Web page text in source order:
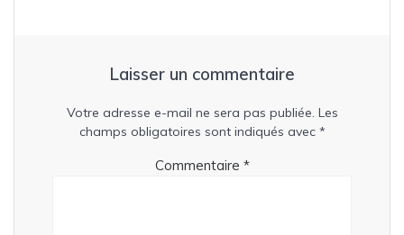
Laisser un commentaire
Votre adresse e-mail ne sera pas publiée. Les
champs obligatoires sont indiqués avec *
Commentaire *